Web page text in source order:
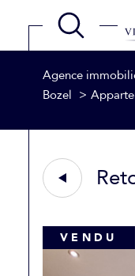
Agence
Bozel
VENDU